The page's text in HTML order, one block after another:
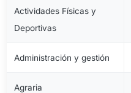
Actividades Físicas y
Deportivas
Administración y gestión
Agraria